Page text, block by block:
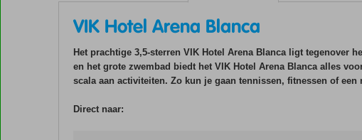
VIK Hotel Arena Blanca
Het prachtige 3,5-sterren VIK Hotel Arena Blanca ligt tegenover
en het grote zwembad biedt het VIK Hotel Arena Blanca alles
scala aan activiteiten. Zo kun je gaan tennissen, fitnessen of
Direct naar: